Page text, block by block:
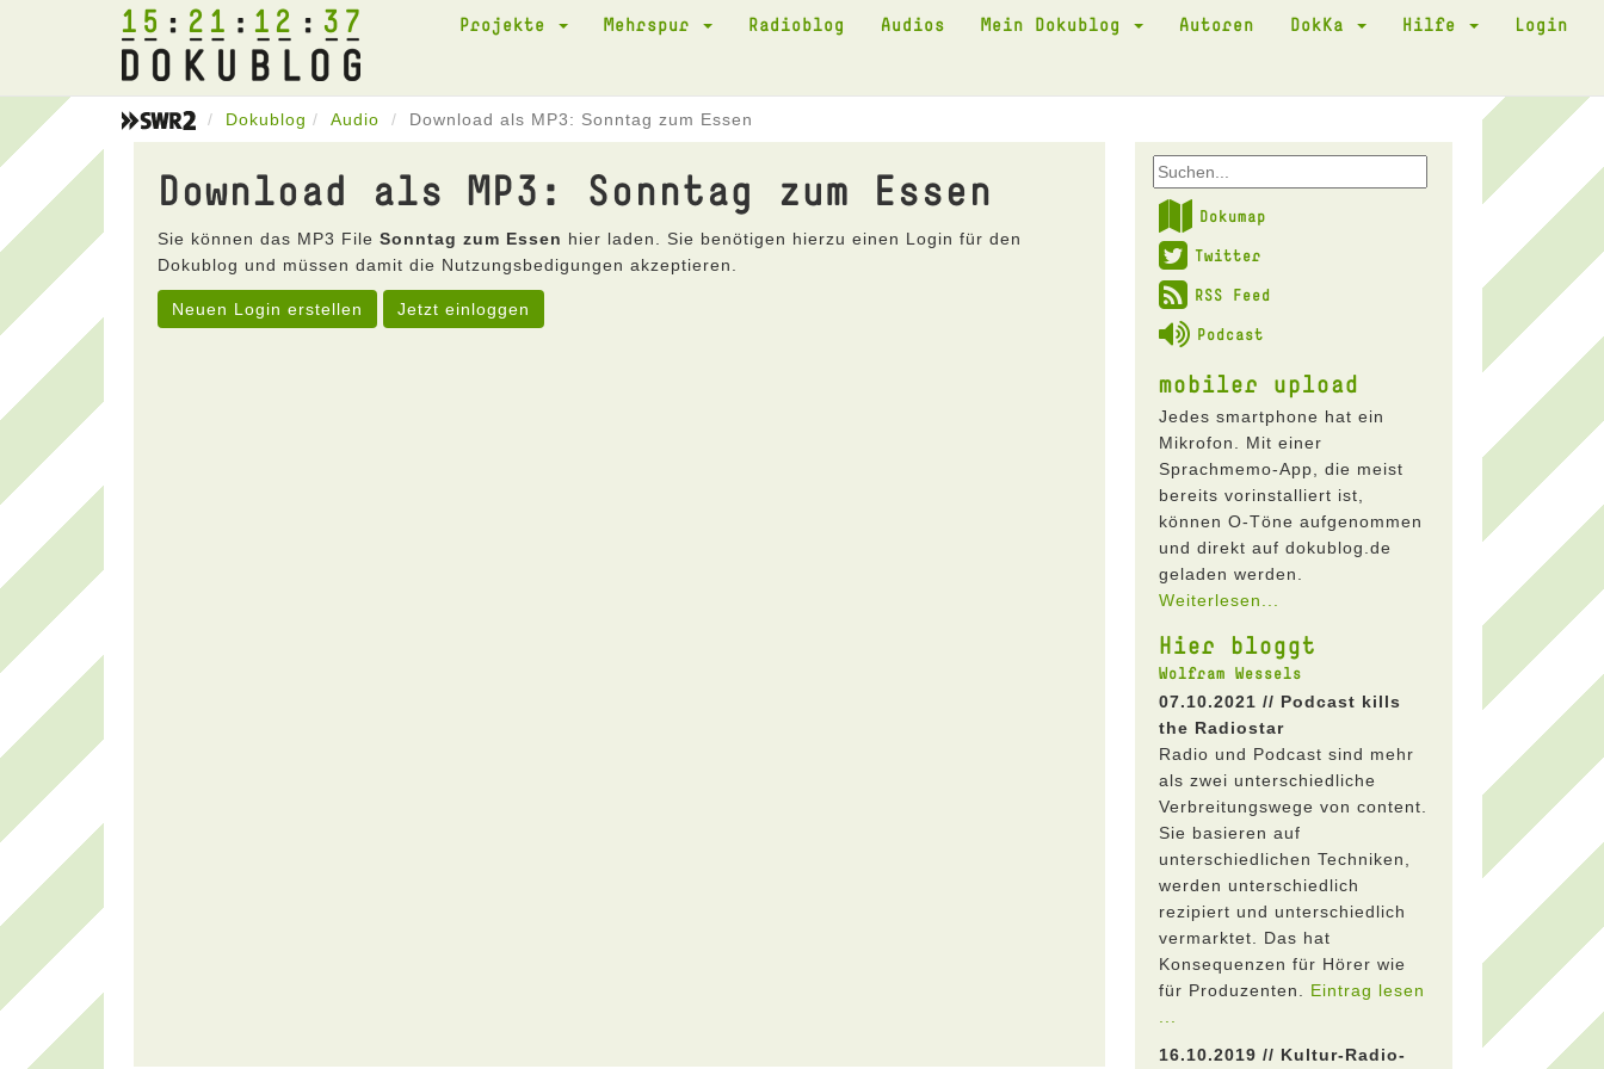
15 21 12 37 Projekte Mehrspur Radioblog Audios Mein Dokublog Autoren DokKa Hilfe Login
Dokublog Audio Download als MP3: Sonntag zum Essen
Download als MP3: Sonntag zum Essen
Sie können das MP3 File Sonntag zum Essen hier laden. Sie benötigen hierzu einen Login für den
Dokublog und müssen damit die Nutzungsbedigungen akzeptieren.
Neuen Login erstellen Jetzt einloggen
Dokumap
Twitter
RSS Feed
Podcast
mobiler upload
Jedes smartphone hat ein
Mikrofon. Mit einer
Sprachmemo-App, die meist
bereits vorinstalliert ist,
können O-Töne aufgenommen
und direkt auf dokublog.de
geladen werden.
Weiterlesen...
Hier bloggt
Wolfram Wessels
07.10.2021 // Podcast kills
the Radiostar
Radio und Podcast sind mehr
als zwei unterschiedliche
Verbreitungswege von content.
Sie basieren auf
unterschiedlichen Techniken,
werden unterschiedlich
rezipiert und unterschiedlich
vermarktet. Das hat
Konsequenzen für Hörer wie
für Produzenten. Eintrag lesen
16.10.2019 // Kultur-Radio-